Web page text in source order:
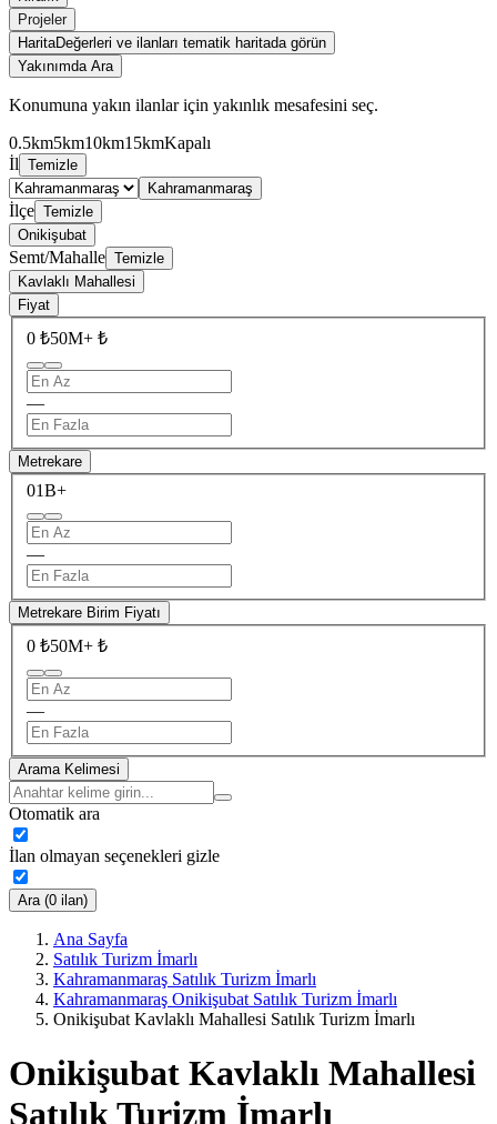
Projeler
HaritaDeğerleri ve ilanları tematik haritada görün
Yakınımda Ara
Konumuna yakın ilanlar için yakınlık mesafesini seç.
0.5km5km10km15kmKapalı
İl Temizle
Kahramanmaraş
İlçe Temizle
Onikişubat
Semt/Mahalle Temizle
Kavlaklı Mahallesi
Fiyat
0 ₺50M+ ₺
—
Metrekare
01B+
—
Metrekare Birim Fiyatı
0 ₺50M+ ₺
—
Arama Kelimesi
Otomatik ara
İlan olmayan seçenekleri gizle
Ara (0 ilan)
Ana Sayfa
Satılık Turizm İmarlı
Kahramanmaraş Satılık Turizm İmarlı
Kahramanmaraş Onikişubat Satılık Turizm İmarlı
Onikişubat Kavlaklı Mahallesi Satılık Turizm İmarlı
Onikişubat Kavlaklı Mahallesi
Satılık Turizm İmarlı